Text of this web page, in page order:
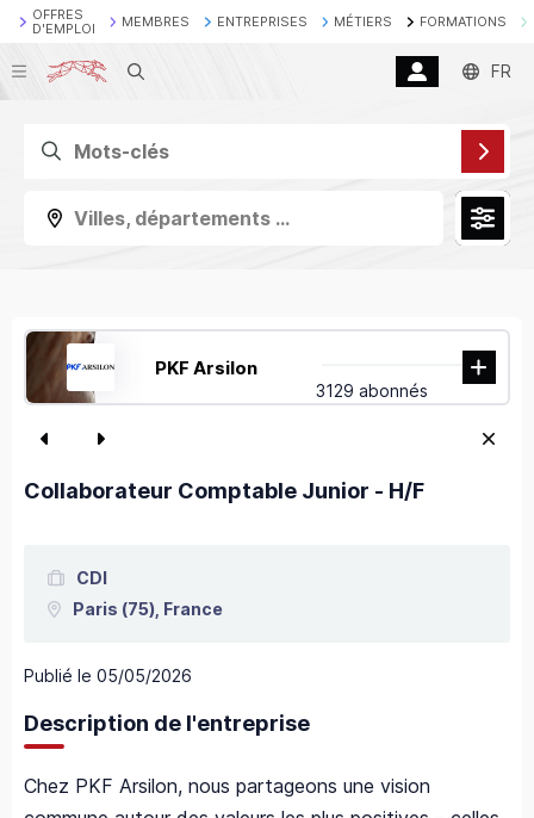
OFFRES
D'EMPLOI
MEMBRES ENTREPRISES MÉTIERS FORMATIONS
Recherche FR
Villes, départements ...
PKF Arsilon
3129 abonnés
Collaborateur Comptable Junior - H/F
CDI
Paris (75), France
Publié le 05/05/2026
Description de l'entreprise
Chez PKF Arsilon, nous partageons une vision